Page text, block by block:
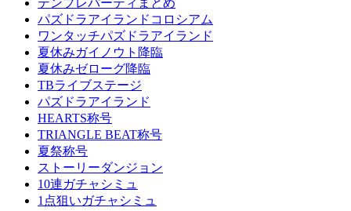
テンプレパーティまとめ
パズドラアイランドコロシアム
ワンタッチパズドラアイランド
夏休みガイノウト降臨
夏休みゼローグ降臨
TBライブステージ
パズドラアイランド
HEARTS称号
TRIANGLE BEAT称号
夏祭称号
ストーリーダンジョン
10連ガチャシミュ
1点狙いガチャシミュ